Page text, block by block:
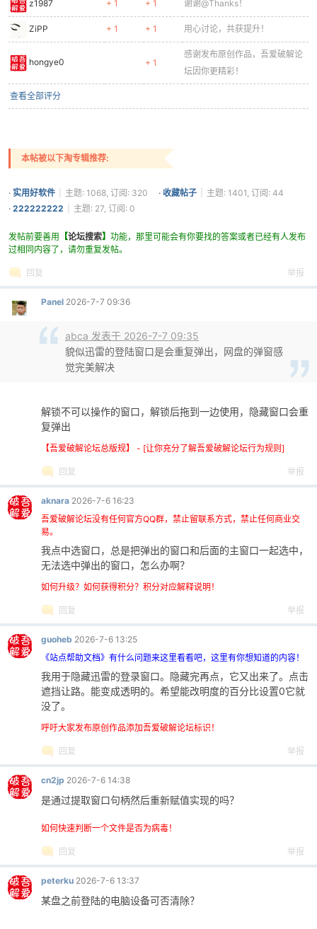
cn
z1987 + 1 + 1 谢谢@Thanks！
ZiPP + 1 + 1 用心讨论，共获提升！
hongye0 + 1
感谢发布原创作品，吾爱破解论
坛因你更精彩！
查看全部评分
本帖被以下淘专辑推荐:
· 实用好软件 主题: 1068, 订阅: 320 · 收藏帖子
主题: 1401, 订阅: 44
· 222222222 主题: 27, 订阅: 0
发帖前要善用 【论坛搜索】 功能，那里可能会有你要找的答案或者已经有人发布
过相同内容了，请勿重复发帖。
回复 举报
Panel 2026-7-7 09:36
abca 发表于 2026-7-7 09:35
貌似迅雷的登陆窗口是会重复弹出，网盘的弹窗感
觉完美解决
解锁不可以操作的窗口，解锁后拖到一边使用，隐藏窗口会重
复弹出
【吾爱破解论坛总版规】 - [让你充分了解吾爱破解论坛行为规则]
回复 举报
aknara 2026-7-6 16:23
吾爱破解论坛没有任何官方QQ群，禁止留联系方式，禁止任何商业交
易。
我点中选窗口，总是把弹出的窗口和后面的主窗口一起选中，
无法选中弹出的窗口，怎么办啊？
如何升级？如何获得积分？积分对应解释说明！
回复 举报
guoheb 2026-7-6 13:25
《站点帮助文档》有什么问题来这里看看吧，这里有你想知道的内容！
我用于隐藏迅雷的登录窗口。隐藏完再点，它又出来了。点击
遮挡让路。能变成透明的。希望能改明度的百分比设置0它就
没了。
呼吁大家发布原创作品添加吾爱破解论坛标识！
回复 举报
cn2jp 2026-7-6 14:38
是通过提取窗口句柄然后重新赋值实现的吗？
如何快速判断一个文件是否为病毒！
回复 举报
peterku 2026-7-6 13:37
某盘之前登陆的电脑设备可否清除？